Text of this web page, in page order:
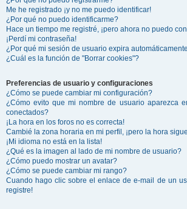
Me he registrado ¡y no me puedo identificar!
¿Por qué no puedo identificarme?
Hace un tiempo me registré, ¡pero ahora no puedo
¡Perdí mi contraseña!
¿Por qué mi sesión de usuario expira
¿Cuál es la función de "Borrar cookies"?
Preferencias de usuario y configuraciones
¿Cómo se puede cambiar mi configuración?
¿Cómo evito que mi nombre de usuario aparezca
conectados?
¡La hora en los foros no es correcta!
Cambié la zona horaria en mi perfil, ¡pero la hora
¡Mi idioma no está en la lista!
¿Qué es la imagen al lado de mi nombre de usuario?
¿Cómo puedo mostrar un avatar?
¿Cómo se puede cambiar mi rango?
Cuando hago clic sobre el enlace de e-mail de un
registre!